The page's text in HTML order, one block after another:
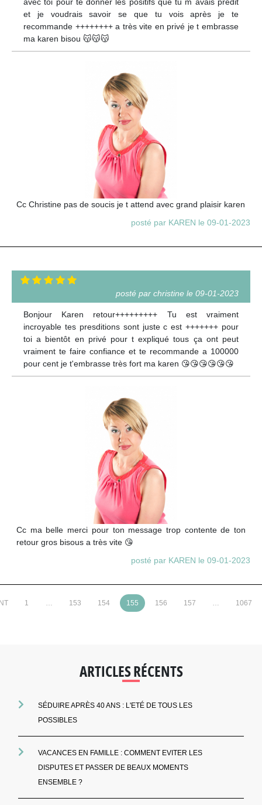
et je voudrais savoir se que tu vois après je te
recommande ++++++++ a très vite en privé je t embrasse
ma karen bisou 😽😽😽
Cc Christine pas de soucis je t attend avec grand plaisir karen
posté par KAREN le 09-01-2023
posté par christine le 09-01-2023
Bonjour Karen retour+++++++++ Tu est vraiment
incroyable tes presditions sont juste c est +++++++ pour
toi a bientôt en privé pour t expliqué tous ça ont peut
vraiment te faire confiance et te recommande a 100000
pour cent je t'embrasse très fort ma karen 😘😘😘😘😘😘
Cc ma belle merci pour ton message trop contente de ton
retour gros bisous a très vite 😘
posté par KAREN le 09-01-2023
1 … 153 154 155 156 157 … 1067
ARTICLES RÉCENTS
SÉDUIRE APRÈS 40 ANS : L'ETÉ DE TOUS LES
POSSIBLES
VACANCES EN FAMILLE : COMMENT EVITER LES
DISPUTES ET PASSER DE BEAUX MOMENTS
ENSEMBLE ?